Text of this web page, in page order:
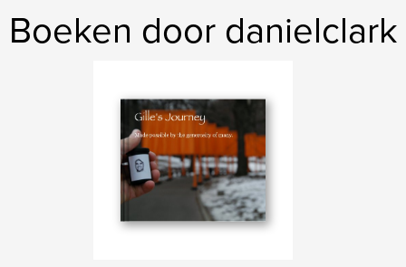
Boeken door danielclark